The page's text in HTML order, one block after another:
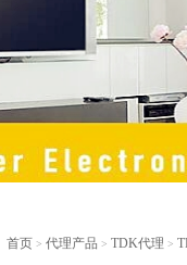
首页 > 代理产品 > TDK代理 >